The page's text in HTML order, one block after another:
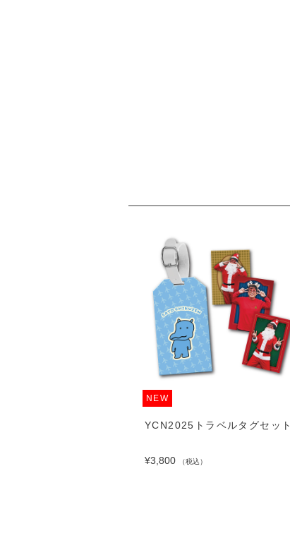
NEW
YCN2025トラベルタグセット
¥3,800 （税込）